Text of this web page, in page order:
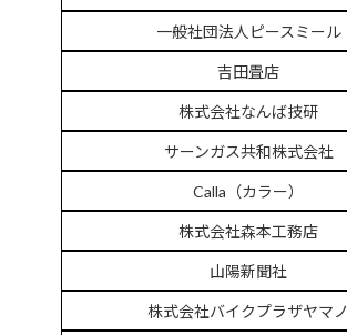
一般社団法人ピースミール
吉田畳店
株式会社なんば技研
サーンガス共和株式会社
Calla（カラー）
株式会社森本工務店
山陽新聞社
株式会社バイクプラザヤマノ